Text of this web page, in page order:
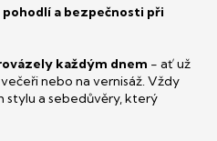
a bezpečnosti při
každým dnem - ať už
nebo na vernisáž. Vždy
stylu a sebedůvěry, který